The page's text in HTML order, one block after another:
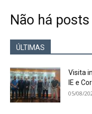
Não há
ÚLTIMAS
Visita
IE e
05/08/